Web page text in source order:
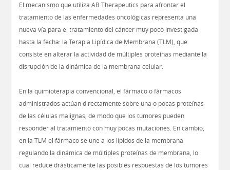
El mecanismo que utiliza AB Therapeutics para afrontar el
tratamiento de las enfermedades oncológicas representa una
nueva vía para el tratamiento del cáncer muy poco investigada
hasta la fecha: la Terapia Lipídica de Membrana (TLM), que
consiste en alterar la actividad de múltiples proteínas mediante la
disrupción de la dinámica de la membrana celular.
En la quimioterapia convencional, el fármaco o fármacos
administrados actúan directamente sobre una o pocas proteínas
de las células malignas, de modo que los tumores pueden
responder al tratamiento con muy pocas mutaciones. En cambio,
en la TLM el fármaco se une a los lípidos de la membrana
regulando la dinámica de múltiples proteínas de membrana, lo
cual reduce drásticamente las posibles respuestas de los tumores